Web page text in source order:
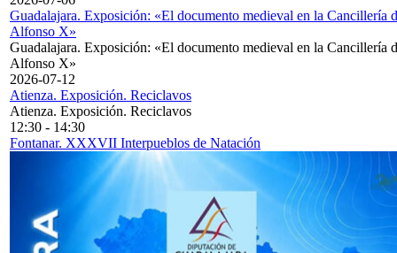
Guadalajara. Exposición: «El documento medieval en la Cancillería
Alfonso X»
Guadalajara. Exposición: «El documento medieval en la Cancillería
Alfonso X»
2026-07-12
Atienza. Exposición. Reciclavos
Atienza. Exposición. Reciclavos
12:30 - 14:30
Fontanar. XXXVII Interpueblos de Natación